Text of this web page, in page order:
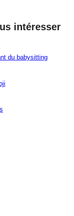
intéresser
du babysitting